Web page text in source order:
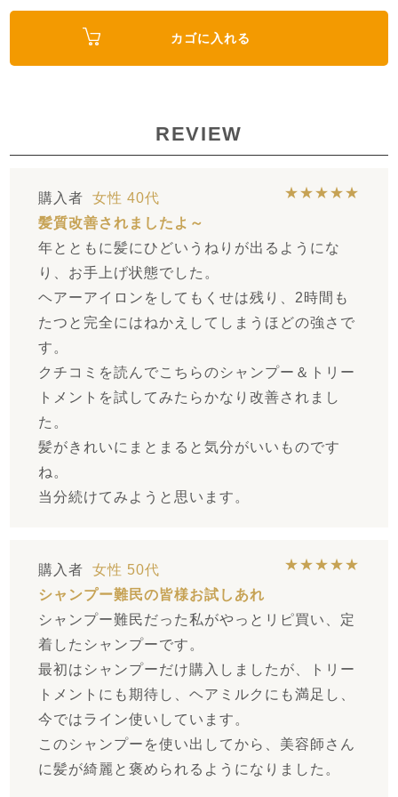
カゴに入れる
REVIEW
購入者 女性 40代
★★★★★
髪質改善されましたよ～
年とともに髪にひどいうねりが出るようにな
り、お手上げ状態でした。
ヘアーアイロンをしてもくせは残り、2時間も
たつと完全にはねかえしてしまうほどの強さで
す。
クチコミを読んでこちらのシャンプー＆トリー
トメントを試してみたらかなり改善されまし
た。
髪がきれいにまとまると気分がいいものです
ね。
当分続けてみようと思います。
購入者 女性 50代
★★★★★
シャンプー難民の皆様お試しあれ
シャンプー難民だった私がやっとリピ買い、定
着したシャンプーです。
最初はシャンプーだけ購入しましたが、トリー
トメントにも期待し、ヘアミルクにも満足し、
今ではライン使いしています。
このシャンプーを使い出してから、美容師さん
に髪が綺麗と褒められるようになりました。